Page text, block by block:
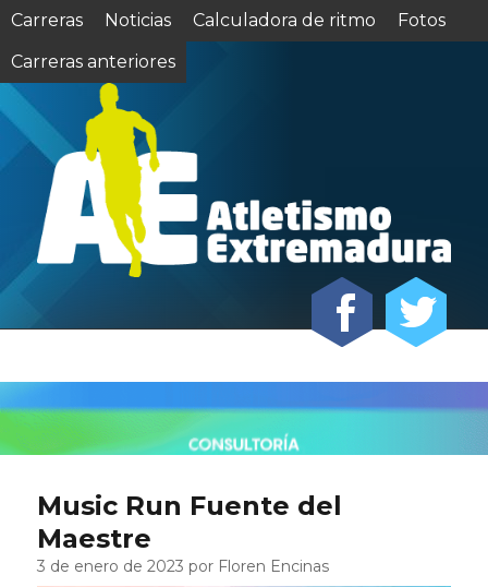
Carreras Noticias Calculadora de ritmo
Fotos
Carreras anteriores
Music Run Fuente del
Maestre
3 de enero de 2023 por Floren Encinas